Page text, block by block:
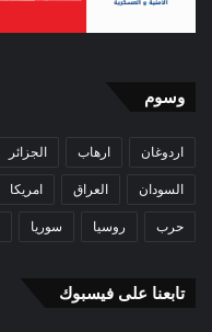
وسوم
اردوغان ارهاب الجزائر
السودان العراق امريكا
حرب روسيا سوريا
تابعنا على فيسبوك